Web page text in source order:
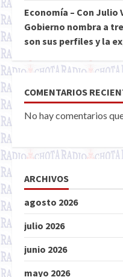
Economía – Con Julio
Gobierno nombra a
son sus perfiles y la
COMENTARIOS
No hay comentarios
ARCHIVOS
agosto 2026
julio 2026
junio 2026
mayo 2026